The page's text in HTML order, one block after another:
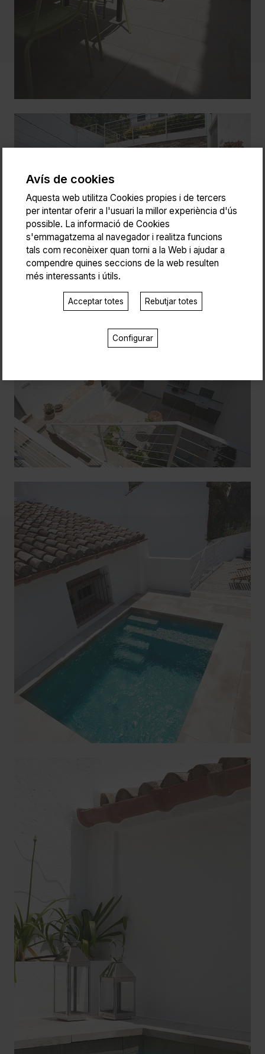
POLÍTICA DE COOKIES
CONFIGURAR COOKIES
Avís de cookies
Aquesta web utilitza Cookies propies i de tercers
per intentar oferir a l'usuari la millor experiència d'ús
possible. La informació de Cookies
s'emmagatzema al navegador i realitza funcions
tals com reconèixer quan torni a la Web i ajudar a
compendre quines seccions de la web resulten
més interessants i útils.
Acceptar totes Rebutjar totes
Configurar